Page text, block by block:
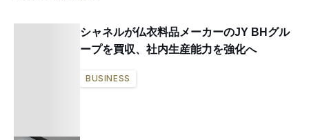
シャネルが仏衣料品メーカーのJY BHグル
ープを買収、社内生産能力を強化へ
BUSINESS